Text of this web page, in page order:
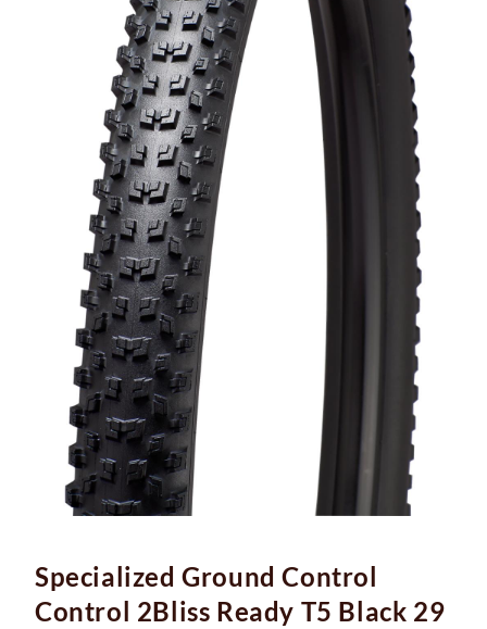
Specialized Ground Control
Control 2Bliss Ready T5 Black 29